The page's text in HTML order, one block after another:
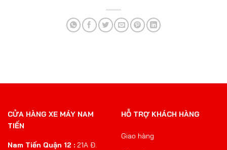
CỬA HÀNG XE MÁY NAM
TIẾN
Nam Tiến Quận 12 : 21A Đ.
HỖ TRỢ KHÁCH HÀNG
Giao hàng